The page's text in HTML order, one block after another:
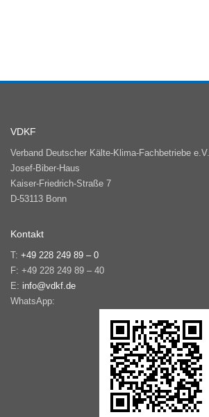
VDKF
Verband Deutscher Kälte-Klima-Fachbetriebe e.V.
Josef-Biber-Haus
Kaiser-Friedrich-Straße 7
D-53113 Bonn
Kontakt
T: +49 228 249 89 – 0
F: +49 228 249 89 – 40
E: info@vdkf.de
WhatsApp: